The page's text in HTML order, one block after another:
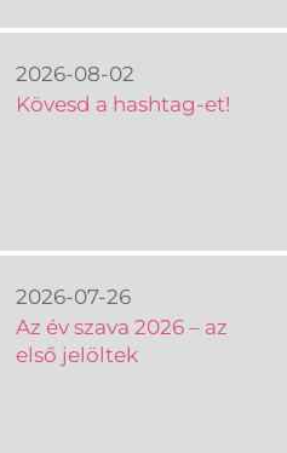
2026-08-02
Kövesd a hashtag-et!
2026-07-26
Az év szava 2026 – az
első jelöltek